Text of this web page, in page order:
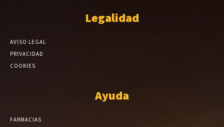
Legalidad
AVISO LEGAL
PRIVACIDAD
COOKIES
Ayuda
FARMACIAS